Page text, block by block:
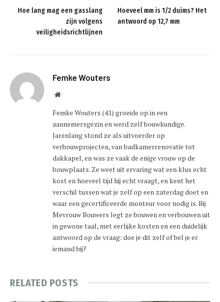
Hoe lang mag een gasslang
zijn volgens
veiligheidsrichtlijnen
Hoeveel mm is 1/2 duims? Het
antwoord op 12,7 mm
Femke Wouters
Website
Femke Wouters (41) groeide op in een
aannemersgezin en werd zelf bouwkundige.
Jarenlang stond ze als uitvoerder op
verbouwprojecten, van badkamerrenovatie tot
dakkapel, en was ze vaak de enige vrouw op de
bouwplaats. Ze weet uit ervaring wat een klus echt
kost en hoeveel tijd hij echt vraagt, en kent het
verschil tussen wat je zelf op een zaterdag doet en
waar een gecertificeerde monteur voor nodig is. Bij
Mevrouw Bouwers legt ze bouwen en verbouwen uit
in gewone taal, met eerlijke kosten en een duidelijk
antwoord op de vraag: doe je dit zelf of bel je er
iemand bij?
RELATED POSTS